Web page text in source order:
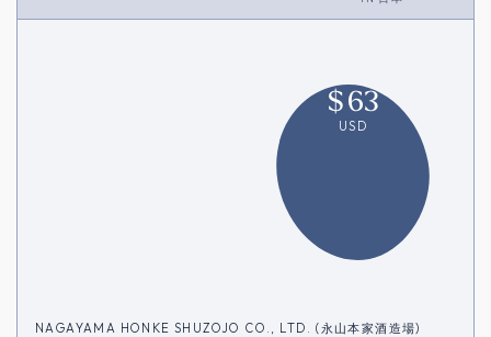
$63
USD
NAGAYAMA HONKE SHUZOJO CO., LTD. (永山本家酒造場)